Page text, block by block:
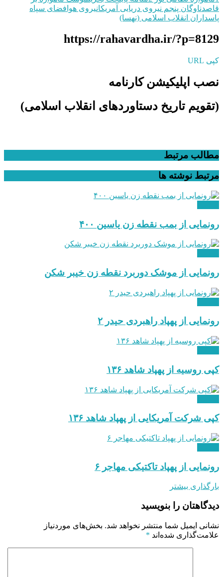
قاصدناوگان پنجم نیروی دریایی آمریکانیروی هوافضای سپاه
پاسداران انقلاب اسلامی (نهسا)
https://rahavardha.ir/?p=8129
کپی URL
نصب اپلیکیشن کارنامه
(تقویم تاریخ دستاوردهای انقلاب اسلامی​)
مطالب مرتبط
مرتبط نوشته ها
رونمایی از بمب نقطه زن یاسین ۴۰۰
رونمایی از موشک دوربرد نقطه زن خیبر شکن
رونمایی از پهپاد راهبردی حیدر ۲
کپی روسیه از پهپاد شاهد ۱۳۶
کپی شرکت آمریکایی از پهپاد شاهد ۱۳۶
رونمایی از پهپاد تاکتیکی مهاجر ۶
بارگذاری بیشتر
دیدگاهتان را بنویسید
نشانی ایمیل شما منتشر نخواهد شد. بخش‌های موردنیاز
علامت‌گذاری شده‌اند *